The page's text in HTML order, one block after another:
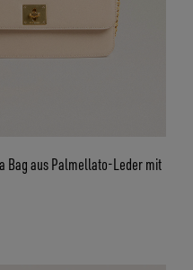
Bag aus Palmellato-Leder mit